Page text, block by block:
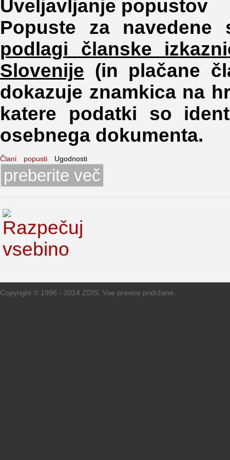
Uveljavljanje popustov
Popuste za
podlagi članske
Slovenije (in plačane
dokazuje znamkica na
katere podatki so
osebnega dokumenta.
Člani popusti Ugodnosti
preberite več
Copyright © 1996 - 2014 ZDIS. Vse pravice pridržane.